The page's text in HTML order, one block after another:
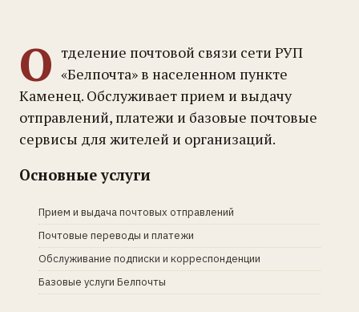
О тделение почтовой связи сети РУП
«Белпочта» в населенном пункте
Каменец. Обслуживает прием и выдачу
отправлений, платежи и базовые почтовые
сервисы для жителей и организаций.
Основные услуги
Прием и выдача почтовых отправлений
Почтовые переводы и платежи
Обслуживание подписки и корреспонденции
Базовые услуги Белпочты